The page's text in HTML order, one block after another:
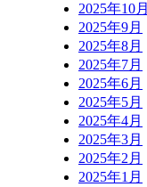
2025年10月
2025年9月
2025年8月
2025年7月
2025年6月
2025年5月
2025年4月
2025年3月
2025年2月
2025年1月